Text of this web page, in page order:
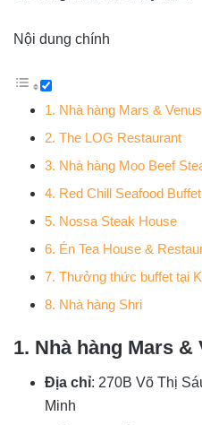
Nội dung chính
1. Nhà hàng Mars & Venus
2. The LOG Restaurant
3. Nhà hàng Moo Beef
4. Red Chill Seafood Buffet
5. Nossa Steak House
6. Én Tea House &
7. Thưởng thức buffet tại
8. Nhà hàng Shri
1. Nhà hàng Mars &
Địa chỉ: 270B Võ Thị
Minh